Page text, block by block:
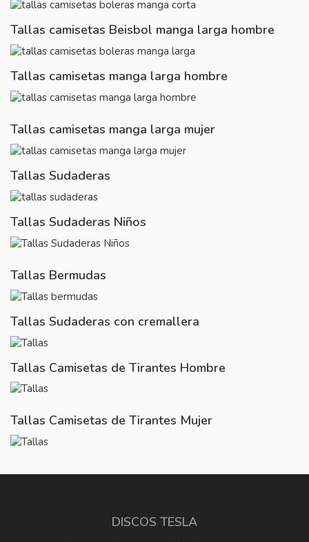
Tallas camisetas Beisbol manga larga hombre
Tallas camisetas manga larga hombre
Tallas camisetas manga larga mujer
Tallas Sudaderas
Tallas Sudaderas Niños
Tallas Bermudas
Tallas Sudaderas con cremallera
Tallas Camisetas de Tirantes Hombre
Tallas Camisetas de Tirantes Mujer
DISCOS TESLA